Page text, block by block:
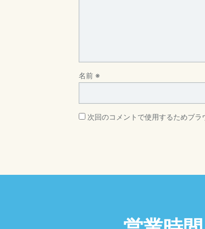
名前 ※
次回のコメントで使用するためブラ